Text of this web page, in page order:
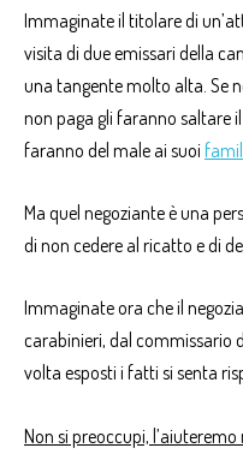
Immaginate il titolare di
visita di due emissari della
una tangente molto alta. Se
non paga gli faranno saltare
faranno del male ai suoi
Ma quel negoziante è una
di non cedere al ricatto e di
Immaginate ora che il
carabinieri, dal commissario
volta esposti i fatti si senta
Non si preoccupi,